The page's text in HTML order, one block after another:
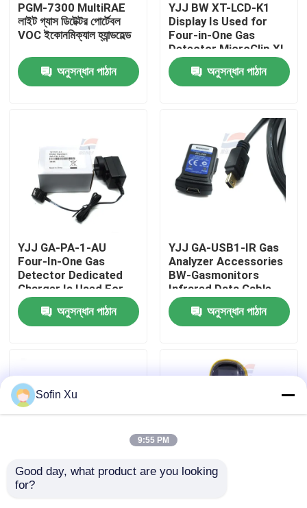
ভিআর শো
আমাদের সম্বন্ধে
কারখানা পরিদর্শন
গুণমান নিয়ন্ত্রণ
খবর
PGM-7300 MultiRAE
লাইট গ্যাস ডিটেক্টর পোর্টেবল
VOC ইকোনমিক্যাল হ্যান্ডহেল্ড
অনুসন্ধান পাঠান
YJJ BW XT-LCD-K1
Display Is Used for
Four-in-One Gas
Detector MicroClip XL
MCXL-XWHM-Y-CN
অনুসন্ধান পাঠান
YJJ GA-PA-1-AU
Four-In-One Gas
Detector Dedicated
Charger Is Used For
BW MicroClip XL Four-
In-One Gas Detector
অনুসন্ধান পাঠান
YJJ GA-USB1-IR Gas
Analyzer Accessories
BW-Gasmonitors
Infrared Data Cable
অনুসন্ধান পাঠান
YJJ XT-BAT-K1 ব্যাটারি
Sofin Xu
9:55 PM
Good day, what product are you looking
for?